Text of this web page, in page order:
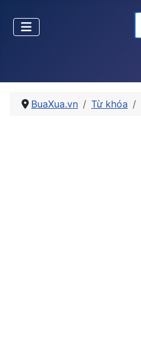
BuaXua.vn Từ khóa